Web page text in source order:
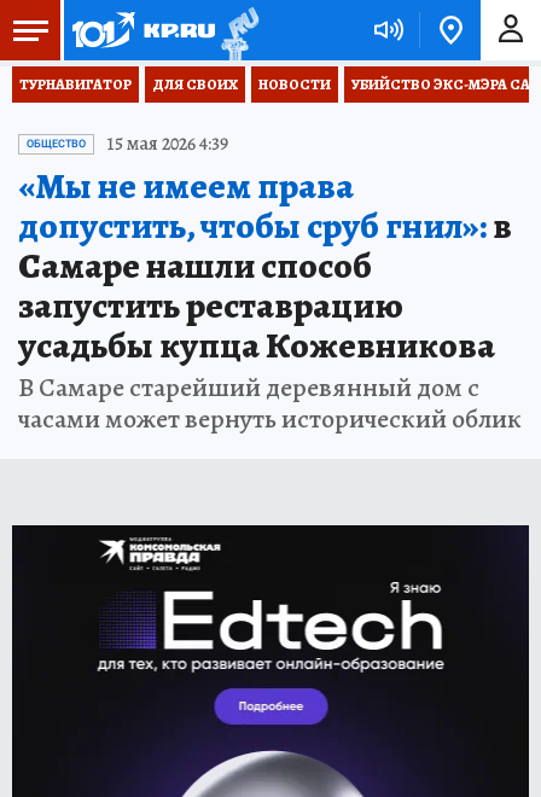
ТУРНАВИГАТОР ДЛЯ СВОИХ НОВОСТИ УБИЙСТВО ЭКС-МЭРА
ОБЩЕСТВО 15 мая 2026 4:39
«Мы не имеем права
допустить, чтобы сруб гнил»:в
Самаре нашли способ
запустить реставрацию
усадьбы купца Кожевникова
В Самаре старейший деревянный дом с
часами может вернуть исторический облик